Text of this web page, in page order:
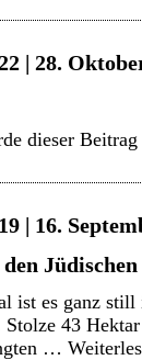
| 28.
dieser
| 16.
ist es ganz
Stolze 43
…